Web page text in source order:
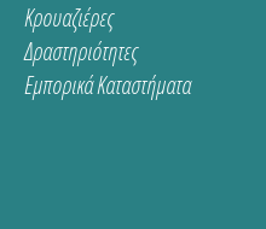
Κρουαζιέρες
Δραστηριότητες
Εμπορικά Καταστήματα